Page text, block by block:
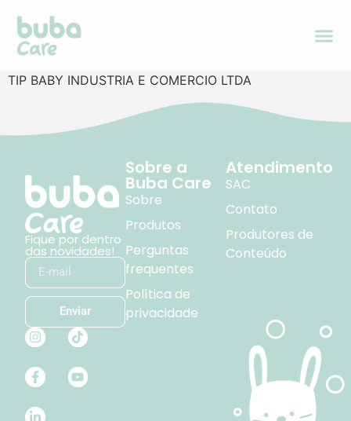
TIP BABY INDUSTRIA E COMERCIO LTDA
Fique por dentro
das novidades!
Enviar
Sobre a
Buba Care
Sobre
Produtos
Perguntas
frequentes
Política de
privacidade
Atendimento
SAC
Contato
Produtores de
Conteúdo